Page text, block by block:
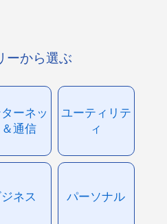
ーから選ぶ
ーネッ
＆通信
ユーティリテ
ィ
ジネス パーソナル